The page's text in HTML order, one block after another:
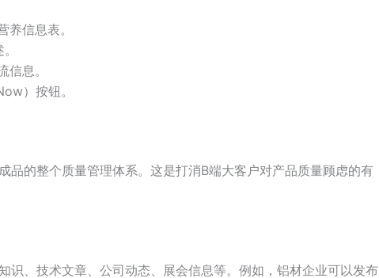
信息表。
息。
）按钮。
品的整个质量管理体系。这是打消B端大客户对产品质量顾虑的有
识、技术文章、公司动态、展会信息等。例如，铝材企业可以发布